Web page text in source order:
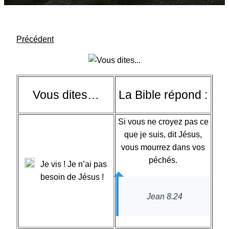
Précédent
Vous dites… La Bible répond :
Je vis ! Je n’ai pas
besoin de Jésus !
Si vous ne croyez pas ce
que je suis, dit Jésus,
vous mourrez dans vos
péchés.
Jean 8.24